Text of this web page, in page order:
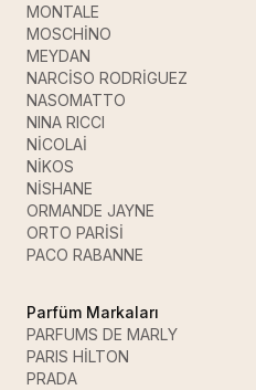
MONTALE
MOSCHİNO
MEYDAN
NARCİSO RODRİGUEZ
NASOMATTO
NINA RICCI
NİCOLAİ
NİKOS
NİSHANE
ORMANDE JAYNE
ORTO PARİSİ
PACO RABANNE
Parfüm Markaları
PARFUMS DE MARLY
PARIS HİLTON
PRADA